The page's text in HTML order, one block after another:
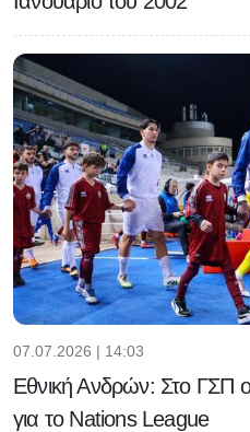
07.07.2026 | 14:03
Εθνική Ανδρών: Στο ΓΣΠ
για το Nations League